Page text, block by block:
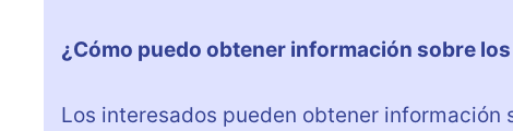
¿Cómo puedo obtener información sobre
Los interesados pueden obtener información